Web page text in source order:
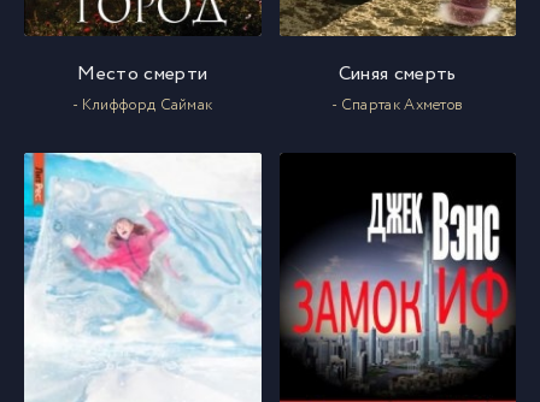
Место смерти
- Клиффорд Саймак
Синяя смерть
- Спартак Ахметов